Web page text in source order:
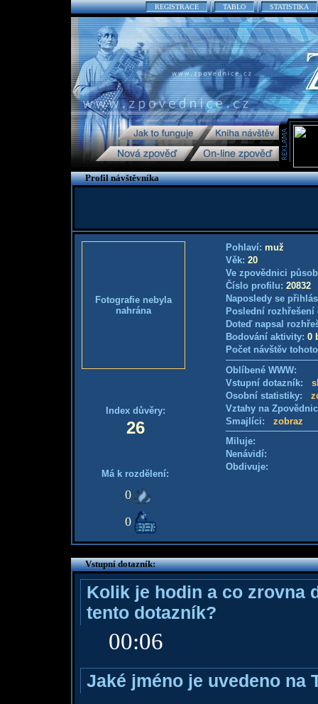
REGISTRACE TABLO STATISTIKA
Profil návštěvníka
Fotografie nebyla
nahrána
Index důvěry:
26
Má k rozdělení:
0
0
Pohlaví: muž
Věk: 20
Ve zpovědnici
Číslo profilu: 20832
Naposledy se
Poslední
Doteď napsal
Bodování aktivity: 0
Počet návštěv
Oblíbené WWW:
Vstupní dotazník:
Osobní statistiky:
Vztahy na
Smajlíci: zobraz
Miluje:
Nenávidí:
Obdivuje:
Vstupní dotazník:
Kolik je hodin a co zrovna
tento dotazník?
00:06
Jaké jméno je uvedeno na